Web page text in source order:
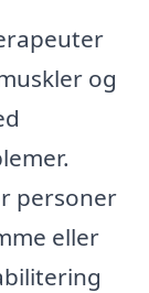
og
personer
eller